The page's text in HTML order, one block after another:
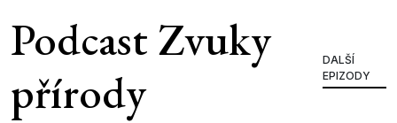
Podcast Zvuky
přírody
DALŠÍ
EPIZODY